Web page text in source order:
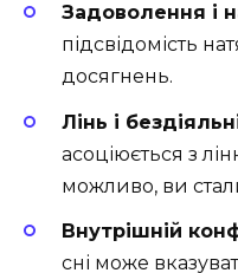
Задоволення і
підсвідомість
досягнень.
Лінь і
асоціюється з
можливо, ви
Внутрішній
сні може